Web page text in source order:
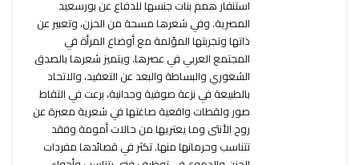
استنفار همم بنات جنسها للدفاع عن بورسعيد
المصرية. وفي شعرها مسحة من الحزن، وتعبير عن
ذاتها وتجربتها المؤلمة مع أوضاع المرأة في
المجتمع العربي في عصرها. ويتميز شعرها بالصدق
الشعوري والبساطة والبعد عن التعقيد، والاتحاد
بالطبيعة في نزعة صوفية وجدانية، برعت في التقاط
صور ولقطات واقعية صاغتها في شعرية معبرة عن
روح الأنثى وما يعتريها من حالات أمومة وفقد
تتناسب وحرمانها منها. تكثر في قصائدها مفردات